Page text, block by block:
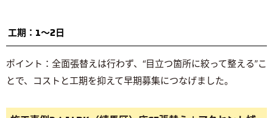
工期：1〜2日
ポイント：全面張替えは行わず、“目立つ箇所に絞って整える”こ
とで、コストと工期を抑えて早期募集につなげました。